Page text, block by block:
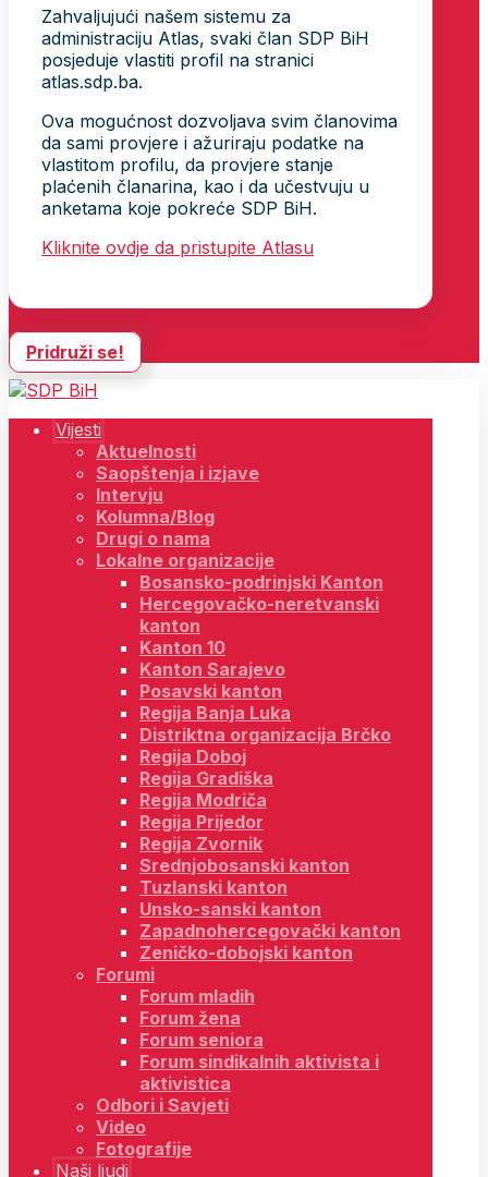
Zahvaljujući našem sistemu za
administraciju Atlas, svaki član SDP BiH
posjeduje vlastiti profil na stranici
atlas.sdp.ba.
Ova mogućnost dozvoljava svim članovima
da sami provjere i ažuriraju podatke na
vlastitom profilu, da provjere stanje
plaćenih članarina, kao i da učestvuju u
anketama koje pokreće SDP BiH.
Kliknite ovdje da pristupite Atlasu
Pridruži se!
Vijesti
Aktuelnosti
Saopštenja i izjave
Intervju
Kolumna/Blog
Drugi o nama
Lokalne organizacije
Bosansko-podrinjski Kanton
Hercegovačko-neretvanski
kanton
Kanton 10
Kanton Sarajevo
Posavski kanton
Regija Banja Luka
Distriktna organizacija Brčko
Regija Doboj
Regija Gradiška
Regija Modriča
Regija Prijedor
Regija Zvornik
Srednjobosanski kanton
Tuzlanski kanton
Unsko-sanski kanton
Zapadnohercegovački kanton
Zeničko-dobojski kanton
Forumi
Forum mladih
Forum žena
Forum seniora
Forum sindikalnih aktivista i
aktivistica
Odbori i Savjeti
Video
Fotografije
Naši ljudi